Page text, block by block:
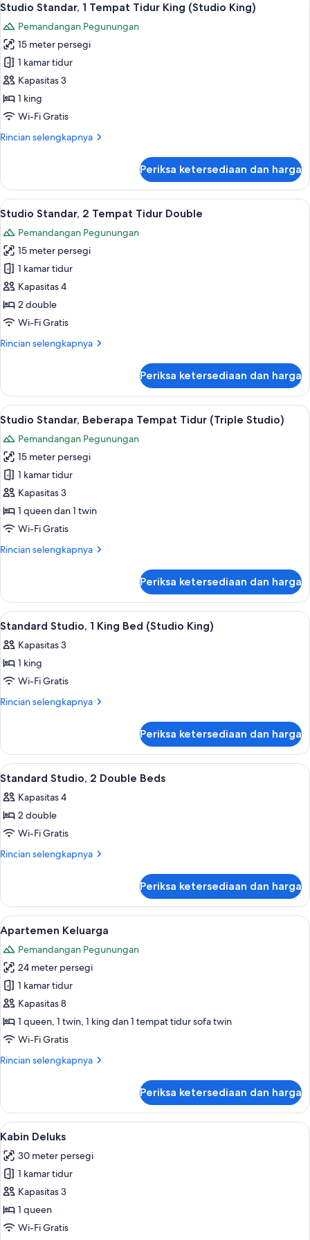
Double
semua
foto
untuk
Studio
Standar,
1
Tempat
King
12
Studio Standar, 1 Tempat Tidur King (Studio King)
Pemandangan Pegunungan
15 meter persegi
1 kamar tidur
Kapasitas 3
1 king
Wi-Fi Gratis
Rincian selengkapnya
Rincian
Studio
Standar,
1
Tidur
King
(Studio
King)
Periksa ketersediaan dan harga
Lihat
semua
foto
untuk
Studio
Standar,
2
Tempat
Double
Studio Standar, 2 Tempat Tidur
12
Studio Standar, 2 Tempat Tidur Double
Pemandangan Pegunungan
15 meter persegi
1 kamar tidur
Kapasitas 4
2 double
Wi-Fi Gratis
Rincian selengkapnya
Rincian
Studio
Standar,
2
Tidur
Double
Periksa ketersediaan dan harga
Lihat
semua
foto
untuk
Studio
Standar,
Beberapa
Tempat
(Triple
Studio Standar, Beberapa Tempat
27
Studio Standar, Beberapa Tempat Tidur (Triple Studio)
Pemandangan Pegunungan
15 meter persegi
1 kamar tidur
Kapasitas 3
1 queen dan 1 twin
Wi-Fi Gratis
Rincian selengkapnya
Rincian
Studio
Standar,
Beberapa
Tidur
(Triple
Periksa ketersediaan dan harga
Lihat
semua
foto
untuk
Standard
Studio,
Bed
(Studio
King)
Setrika/meja setrika, Wi-Fi gratis,
5
Standard Studio, 1 King Bed (Studio King)
Kapasitas 3
1 king
Wi-Fi Gratis
Rincian selengkapnya
Rincian
Standard
Studio,
1
Bed
(Studio
Periksa ketersediaan dan harga
Lihat
semua
foto
untuk
Standard
Studio,
Beds
Setrika/meja setrika, Wi-Fi gratis,
16
Standard Studio, 2 Double Beds
Kapasitas 4
2 double
Wi-Fi Gratis
Rincian selengkapnya
Rincian
Standard
Studio,
2
Double
Beds
Periksa ketersediaan dan harga
Lihat
semua
foto
untuk
Apartemen
Keluarga
Apartemen Keluarga | Setrika/meja
18
Apartemen Keluarga
Pemandangan Pegunungan
24 meter persegi
1 kamar tidur
Kapasitas 8
1 queen, 1 twin, 1 king dan 1 tempat tidur sofa twin
Wi-Fi Gratis
Rincian selengkapnya
Rincian
Apartemen
Keluarga
Periksa ketersediaan dan harga
Lihat
semua
foto
untuk
Kabin
Deluks
Kabin Deluks | Setrika/meja setrika,
21
Kabin Deluks
30 meter persegi
1 kamar tidur
Kapasitas 3
1 queen
Wi-Fi Gratis